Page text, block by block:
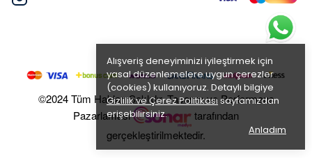
Alışveriş deneyiminizi iyileştirmek için
yasal düzenlemelere uygun çerezler
(cookies) kullanıyoruz. Detaylı bilgiye
Gizlilik ve Çerez Politikasısayfamızdan
erişebilirsiniz.
Anladım
©2024 Tüm Hakları Saklıdır. Tasarım ve Performans
Pazarlaması
tarafından
gerçekleştirilmektedir.